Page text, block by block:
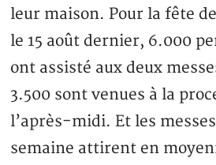
leur maison. Pour la fête
le 15 août dernier, 6.000
ont assisté aux deux
3.500 sont venues à la
l’après-midi. Et les
semaine attirent en